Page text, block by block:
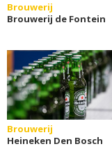
Brouwerij
Brouwerij de Fontein
Brouwerij
Heineken Den Bosch